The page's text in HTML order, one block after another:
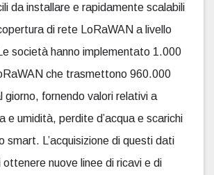
da installare e rapidamente scalabili
di rete LoRaWAN a livello
società hanno implementato 1.000
che trasmettono 960.000
giorno, fornendo valori relativi a
e umidità, perdite d’acqua e scarichi
smart. L’acquisizione di questi dati
nuove linee di ricavi e di